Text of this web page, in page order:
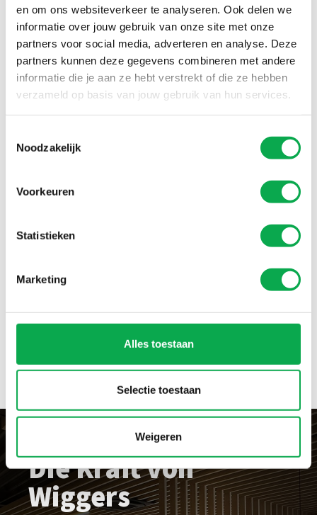
en om ons websiteverkeer te analyseren. Ook delen we
informatie over jouw gebruik van onze site met onze
partners voor social media, adverteren en analyse. Deze
partners kunnen deze gegevens combineren met andere
informatie die je aan ze hebt verstrekt of die ze hebben
verzameld op basis van jouw gebruik van hun services.
Noodzakelijk
Voorkeuren
Statistieken
Marketing
Alles toestaan
Selectie toestaan
Weigeren
In dieser Referenz
verwendete Produkte
Fensterbauelemente
Schnell zu montieren
Lange Lebensdauer
Die Kraft von
Wiggers